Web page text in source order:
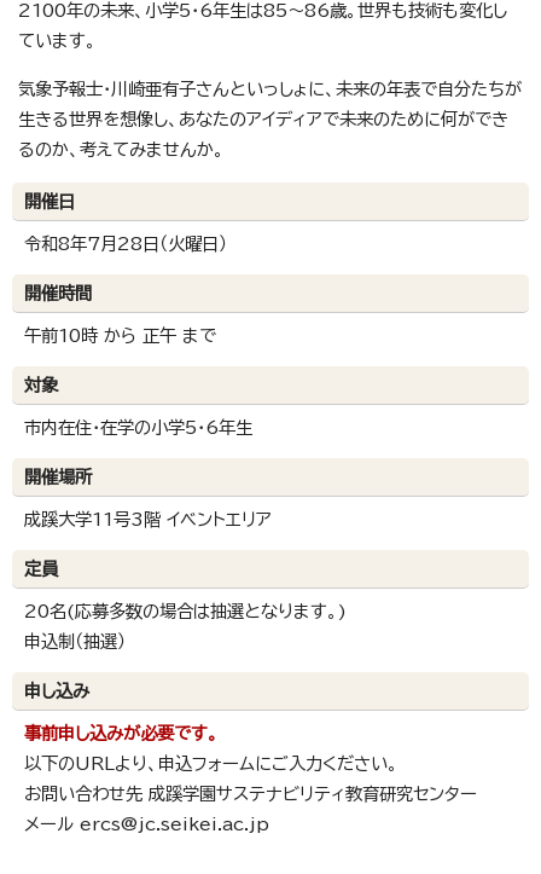
2100年の未来、小学5・6年生は85～86歳。世界も技術も変化し
ています。
気象予報士・川崎亜有子さんといっしょに、未来の年表で自分たちが
生きる世界を想像し、あなたのアイディアで未来のために何ができ
るのか、考えてみませんか。
開催日
令和8年7月28日（火曜日）
開催時間
午前10時 から 正午 まで
対象
市内在住・在学の小学5・6年生
開催場所
成蹊大学11号3階 イベントエリア
定員
20名(応募多数の場合は抽選となります。)
申込制（抽選）
申し込み
事前申し込みが必要です。
以下のURLより、申込フォームにご入力ください。
お問い合わせ先 成蹊学園サステナビリティ教育研究センター
メール ercs@jc.seikei.ac.jp